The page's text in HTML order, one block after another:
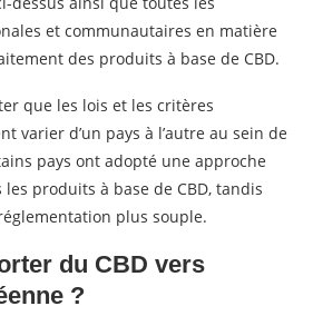
et communautaires en matière
des produits à base de CBD.
que les lois et les critères
varier d’un pays à l’autre au sein de
pays ont adopté une approche
produits à base de CBD, tandis
plus souple.
du CBD vers
?